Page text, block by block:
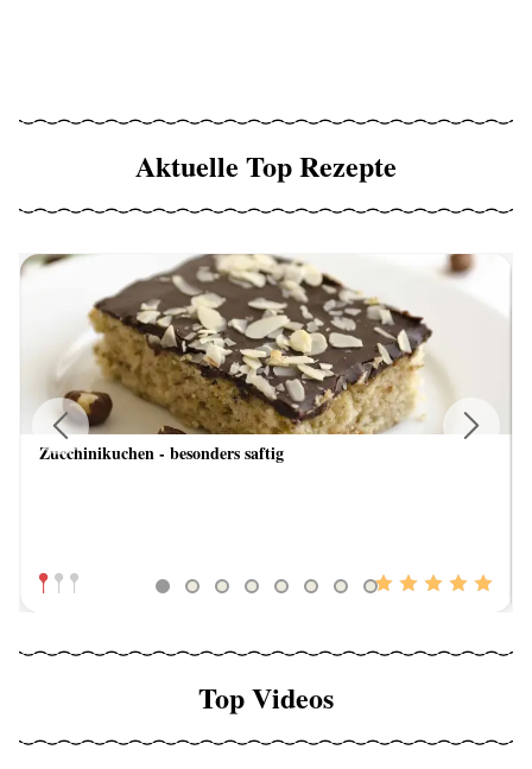
Aktuelle Top Rezepte
Zucchinikuchen - besonders saftig
Previous
Top Videos